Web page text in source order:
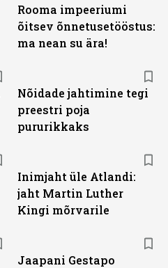
Rooma impeeriumi
õitsev õnnetusetööstus:
ma nean su ära!
Nõidade jahtimine tegi
preestri poja
pururikkaks
Inimjaht üle Atlandi:
jaht Martin Luther
Kingi mõrvarile
Jaapani Gestapo